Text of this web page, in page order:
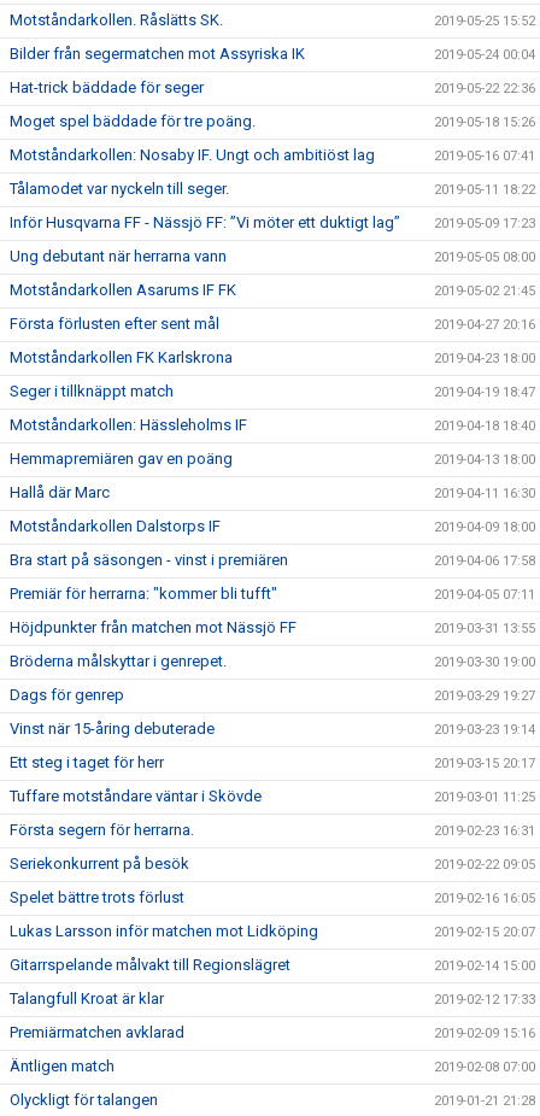
Motståndarkollen. Råslätts SK. 2019-05-25 15:52
Bilder från segermatchen mot Assyriska IK 2019-05-24 00:04
Hat-trick bäddade för seger 2019-05-22 22:36
Moget spel bäddade för tre poäng. 2019-05-18 15:26
Motståndarkollen: Nosaby IF. Ungt och ambitiöst lag 2019-05-16 07:41
Tålamodet var nyckeln till seger. 2019-05-11 18:22
Inför Husqvarna FF - Nässjö FF: ”Vi möter ett duktigt lag” 2019-05-09 17:23
Ung debutant när herrarna vann 2019-05-05 08:00
Motståndarkollen Asarums IF FK 2019-05-02 21:45
Första förlusten efter sent mål 2019-04-27 20:16
Motståndarkollen FK Karlskrona 2019-04-23 18:00
Seger i tillknäppt match 2019-04-19 18:47
Motståndarkollen: Hässleholms IF 2019-04-18 18:40
Hemmapremiären gav en poäng 2019-04-13 18:00
Hallå där Marc 2019-04-11 16:30
Motståndarkollen Dalstorps IF 2019-04-09 18:00
Bra start på säsongen - vinst i premiären 2019-04-06 17:58
Premiär för herrarna: "kommer bli tufft" 2019-04-05 07:11
Höjdpunkter från matchen mot Nässjö FF 2019-03-31 13:55
Bröderna målskyttar i genrepet. 2019-03-30 19:00
Dags för genrep 2019-03-29 19:27
Vinst när 15-åring debuterade 2019-03-23 19:14
Ett steg i taget för herr 2019-03-15 20:17
Tuffare motståndare väntar i Skövde 2019-03-01 11:25
Första segern för herrarna. 2019-02-23 16:31
Seriekonkurrent på besök 2019-02-22 09:05
Spelet bättre trots förlust 2019-02-16 16:05
Lukas Larsson inför matchen mot Lidköping 2019-02-15 20:07
Gitarrspelande målvakt till Regionslägret 2019-02-14 15:00
Talangfull Kroat är klar 2019-02-12 17:33
Premiärmatchen avklarad 2019-02-09 15:16
Äntligen match 2019-02-08 07:00
Olyckligt för talangen 2019-01-21 21:28